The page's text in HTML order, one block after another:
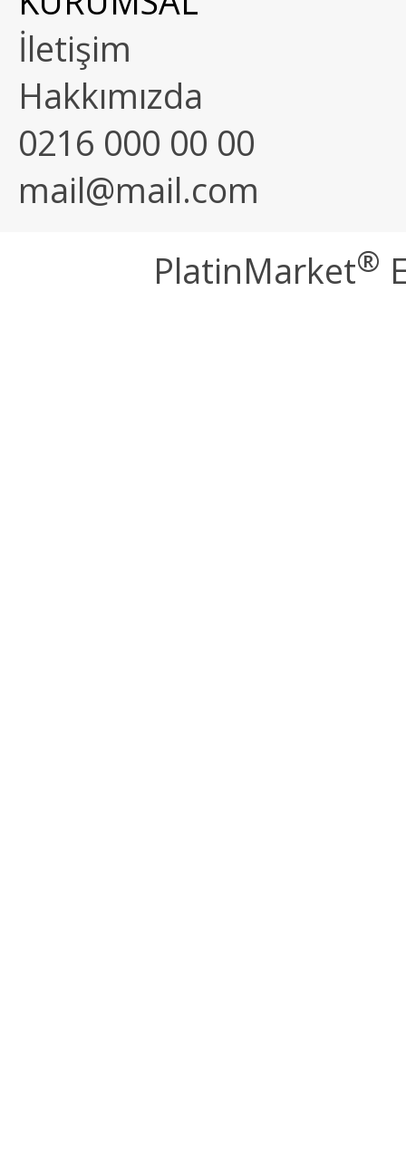
İletişim
Hakkımızda
0216 000 00 00
mail@mail.com
PlatinMarket®